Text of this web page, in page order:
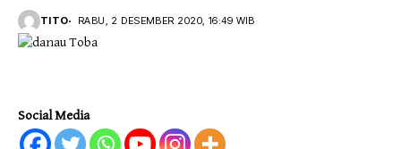
TITO RABU, 2 DESEMBER 2020, 16:49 WIB
Social Media